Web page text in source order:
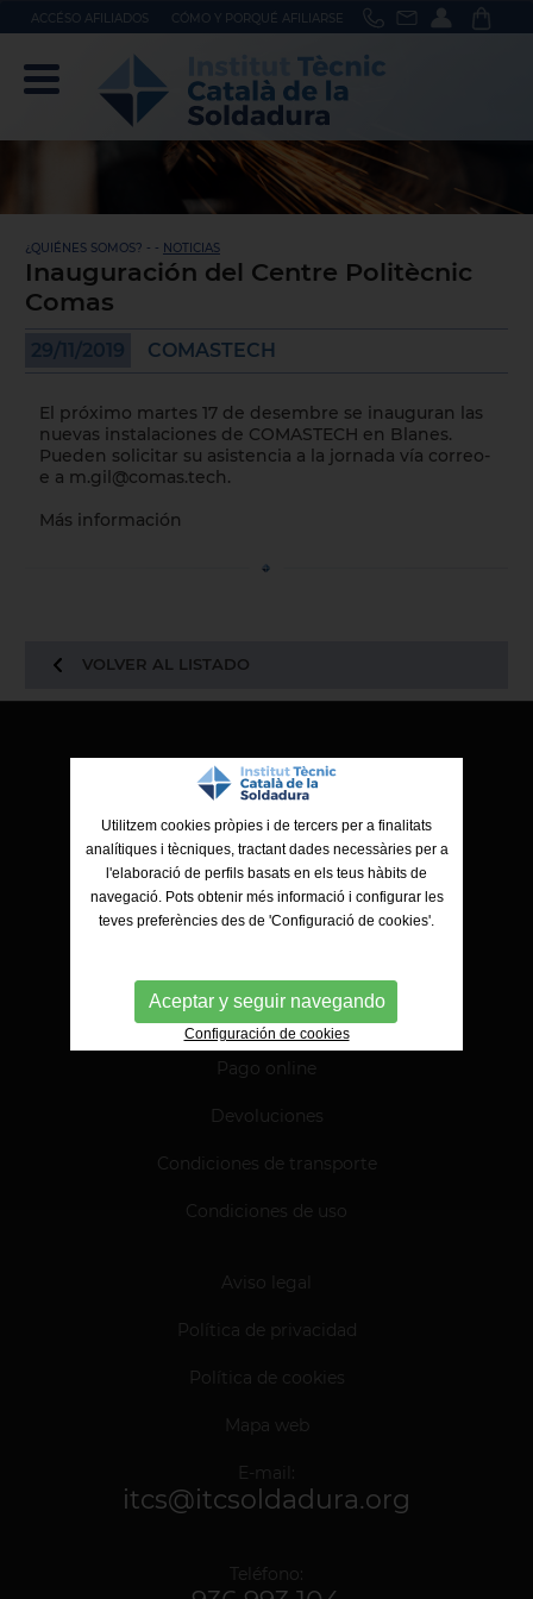
ACCÉSO AFILIADOS CÓMO Y PORQUÉ AFILIARSE
¿QUIÉNES SOMOS? - - NOTICIAS
Inauguración del Centre Politècnic
Comas
29/11/2019 COMASTECH
El próximo martes 17 de desembre se inauguran las
nuevas instalaciones de COMASTECH en Blanes.
Pueden solicitar su asistencia a la jornada vía correo-
e a m.gil@comas.tech.
Más información
VOLVER AL LISTADO
ITCS - Institut Tècnic Català de la Soldadura
Ctra. de Molins de Rei a Sabadell, 79, Nau 8 bis
08191 Rubí (Barcelona)
Pago online
Devoluciones
Condiciones de transporte
Condiciones de uso
Aviso legal
Política de privacidad
Política de cookies
Mapa web
E-mail:
itcs@itcsoldadura.org
Teléfono:
Utilitzem cookies pròpies i de tercers per a finalitats
analítiques i tècniques, tractant dades necessàries per a
l'elaboració de perfils basats en els teus hàbits de
navegació. Pots obtenir més informació i configurar les
teves preferències des de 'Configuració de cookies'.
Aceptar y seguir navegando
Configuración de cookies